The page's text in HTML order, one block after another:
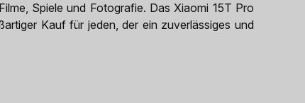
Spiele und Fotografie. Das Xiaomi 15T Pro
Kauf für jeden, der ein zuverlässiges und